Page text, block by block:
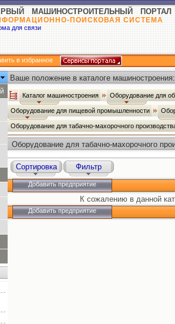
МАШИНОСТРОИТЕЛЬНЫЙ ПОРТАЛ
ПОИСКОВАЯ СИСТЕМА
для связи
в избранное
Ваше положение в каталоге машиностроения:
Каталог машиностроения Оборудование для
Оборудование для пищевой промышленности
Оборудование для табачно-махорочного
Оборудование для табачно-махорочного
Сортировка Фильтр
Добавить предприятие
К сожалению в данной
Добавить предприятие